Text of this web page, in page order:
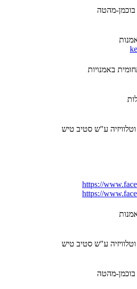
בוכמן-מהטה
באמנויות
ע"ש סטיב טיש
https://
https://
ע"ש סטיב טיש
בוכמן-מהטה